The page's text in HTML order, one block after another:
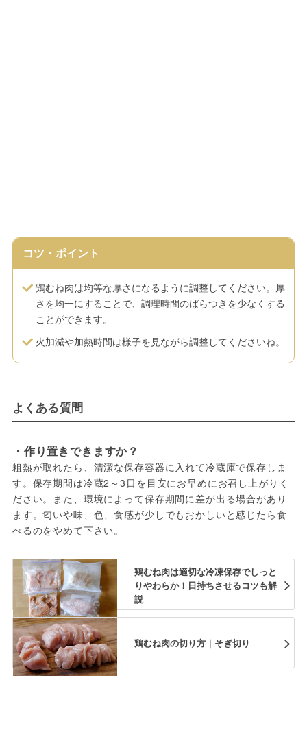
コツ・ポイント
鶏むね肉は均等な厚さになるように調整してください。厚
さを均一にすることで、調理時間のばらつきを少なくする
ことができます。
火加減や加熱時間は様子を見ながら調整してくださいね。
よくある質問
・作り置きできますか？
粗熱が取れたら、清潔な保存容器に入れて冷蔵庫で保存しま
す。保存期間は冷蔵2～3日を目安にお早めにお召し上がりく
ださい。また、環境によって保存期間に差が出る場合があり
ます。匂いや味、色、食感が少しでもおかしいと感じたら食
べるのをやめて下さい。
鶏むね肉は適切な冷凍保存でしっと
りやわらか！日持ちさせるコツも解
説
鶏むね肉の切り方｜そぎ切り